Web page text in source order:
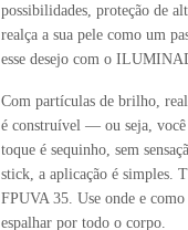
possibilidades, proteção de
realça a sua pele como um
esse desejo com o
Com partículas de brilho,
é construível — ou seja, você
toque é sequinho, sem
stick, a aplicação é simples.
FPUVA 35. Use onde e
espalhar por todo o corpo.